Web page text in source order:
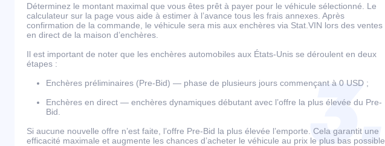
Déterminez le montant maximal que vous êtes prêt à payer pour le véhicule sélectionné. Le
calculateur sur la page vous aide à estimer à l’avance tous les frais annexes. Après
confirmation de la commande, le véhicule sera mis aux enchères via Stat.VIN lors des ventes
en direct de la maison d’enchères.
Il est important de noter que les enchères automobiles aux États-Unis se déroulent en deux
étapes :
Enchères préliminaires (Pre-Bid) — phase de plusieurs jours commençant à 0 USD ;
Enchères en direct — enchères dynamiques débutant avec l’offre la plus élevée du Pre-
Bid.
Si aucune nouvelle offre n’est faite, l’offre Pre-Bid la plus élevée l’emporte. Cela garantit une
efficacité maximale et augmente les chances d’acheter le véhicule au prix le plus bas possible.